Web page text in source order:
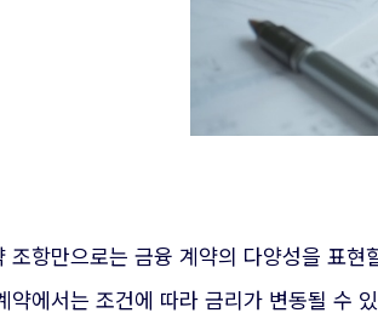
조항만으로는 금융 계약의 다양성을 표현
약에서는 조건에 따라 금리가 변동될 수